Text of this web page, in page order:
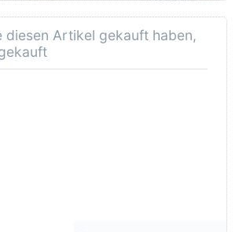
diesen Artikel gekauft haben,